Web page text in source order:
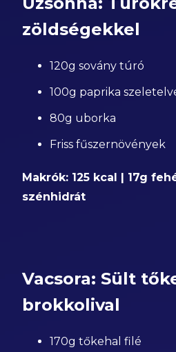
zöldségekkel
120g sovány túró
100g paprika
80g uborka
Friss fűszernövények
Makrók: 125 kcal | 17g
szénhidrát
Vacsora: Sült
brokkolival
170g tőkehal filé